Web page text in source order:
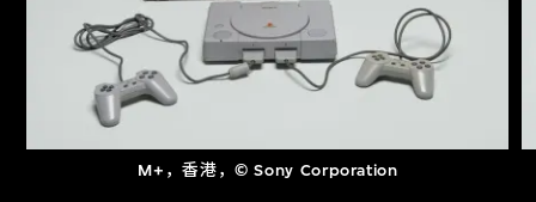
M+，香港，© Sony Corporation
关于M+藏品